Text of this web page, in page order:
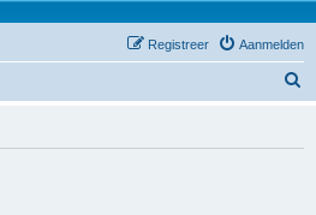
Aanmelden
Registreer